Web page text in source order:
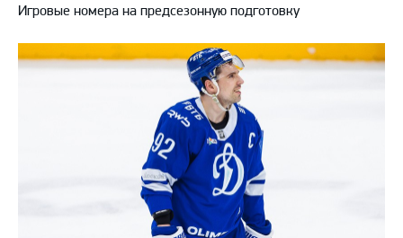
Игровые номера на предсезонную подготовку